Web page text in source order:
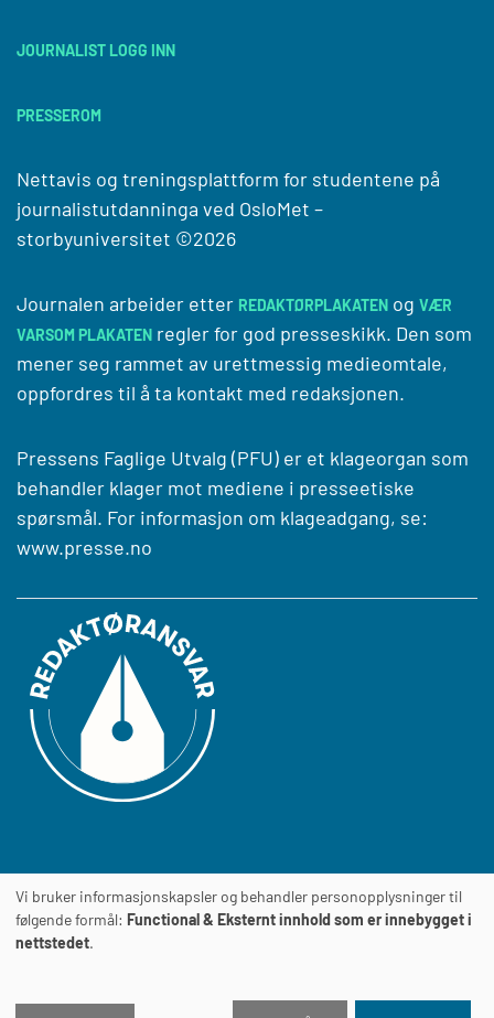
JOURNALIST LOGG INN
PRESSEROM
Nettavis og treningsplattform for studentene på
journalistutdanninga ved OsloMet –
storbyuniversitet ©2026
Journalen arbeider etter REDAKTØRPLAKATEN og VÆR
VARSOM PLAKATEN regler for god presseskikk. Den som
mener seg rammet av urettmessig medieomtale,
oppfordres til å ta kontakt med redaksjonen.
Pressens Faglige Utvalg (PFU) er et klageorgan som
behandler klager mot mediene i presseetiske
spørsmål. For informasjon om klageadgang, se:
www.presse.no
JournalensTILGJENGELIGHETSERKLÆRING
Vi bruker informasjonskapsler og behandler personopplysninger til
følgende formål: Functional & Eksternt innhold som er innebygget i
nettstedet.